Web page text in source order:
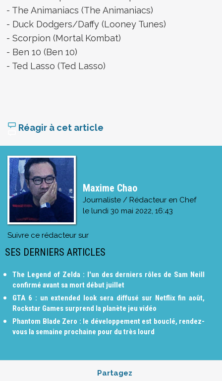
- The Animaniacs (The Animaniacs)
- Duck Dodgers/Daffy (Looney Tunes)
- Scorpion (Mortal Kombat)
- Ben 10 (Ben 10)
- Ted Lasso (Ted Lasso)
Réagir à cet article
Maxime Chao
Journaliste / Rédacteur en Chef
le lundi 30 mai 2022, 16:43
Suivre ce rédacteur sur
SES DERNIERS ARTICLES
The Legend of Zelda : l'un des derniers rôles de Sam Neill
confirmé avant sa mort début juillet
GTA 6 : un extended look sera diffusé sur Netflix fin août,
Rockstar Games surprend la planète jeu vidéo
Phantom Blade Zero : le développement est bouclé, rendez-
vous la semaine prochaine pour du très lourd
Partagez